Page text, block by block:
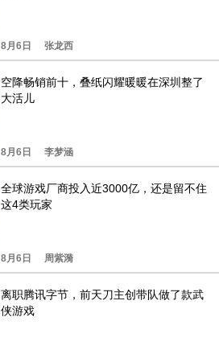
8月6日 张龙西
空降畅销前十，叠纸闪耀暖暖在深圳整了
大活儿
8月6日 李梦涵
全球游戏厂商投入近3000亿，还是留不住
这4类玩家
8月6日 周紫漪
离职腾讯字节，前天刀主创带队做了款武
侠游戏